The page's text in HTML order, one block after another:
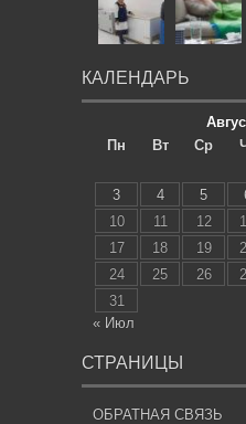
КАЛЕНДАРЬ
Пн
Вт Ср
3
4 5
10
11 12
17
18 19
24
25 26
31
« Июл
СТРАНИЦЫ
ОБРАТНАЯ СВЯЗЬ